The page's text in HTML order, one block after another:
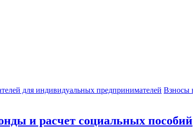
для индивидуальных предпринимателей Взносы
и расчет социальных пособий